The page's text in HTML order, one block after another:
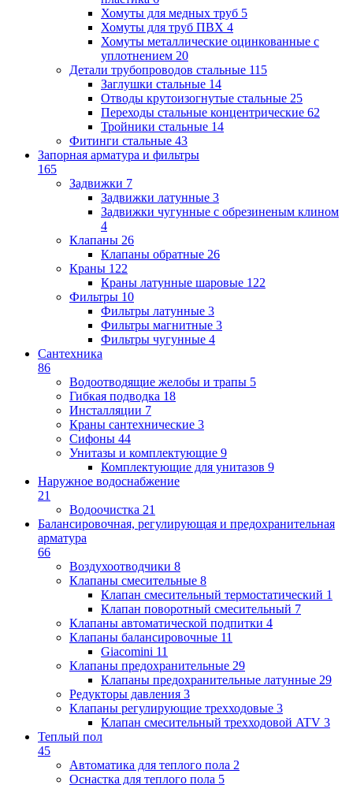
Хомуты для медных труб 5
Хомуты для труб ПВХ 4
Хомуты металлические оцинкованные с
уплотнением 20
Детали трубопроводов стальные 115
Заглушки стальные 14
Отводы крутоизогнутые стальные 25
Переходы стальные концентрические 62
Тройники стальные 14
Фитинги стальные 43
Запорная арматура и фильтры
165
Задвижки 7
Задвижки латунные 3
Задвижки чугунные с обрезиненым клином
4
Клапаны 26
Клапаны обратные 26
Краны 122
Краны латунные шаровые 122
Фильтры 10
Фильтры латунные 3
Фильтры магнитные 3
Фильтры чугунные 4
Сантехника
86
Водоотводящие желобы и трапы 5
Гибкая подводка 18
Инсталляции 7
Краны сантехнические 3
Сифоны 44
Унитазы и комплектующие 9
Комплектующие для унитазов 9
Наружное водоснабжение
21
Водоочистка 21
Балансировочная, регулирующая и предохранительная
арматура
66
Воздухоотводчики 8
Клапаны cмесительные 8
Клапан cмесительный термостатический 1
Клапан поворотный cмесительный 7
Клапаны автоматической подпитки 4
Клапаны балансировочные 11
Giacomini 11
Клапаны предохранительные 29
Клапаны предохранительные латунные 29
Редукторы давления 3
Клапаны регулирующие трехходовые 3
Клапан смесительный трехходовой ATV 3
Теплый пол
45
Автоматика для теплого пола 2
Оснастка для теплого пола 5